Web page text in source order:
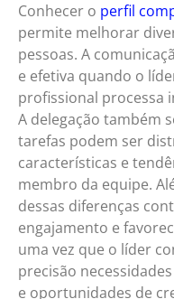
Conhecer o perfil
permite melhorar
pessoas. A
e efetiva quando o
profissional processa
A delegação também
tarefas podem ser
características e
membro da equipe.
dessas diferenças
engajamento e
uma vez que o líder
precisão
e oportunidades de